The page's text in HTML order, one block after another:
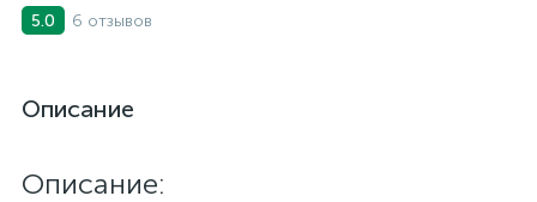
5.0 6 отзывов
Описание
Описание: